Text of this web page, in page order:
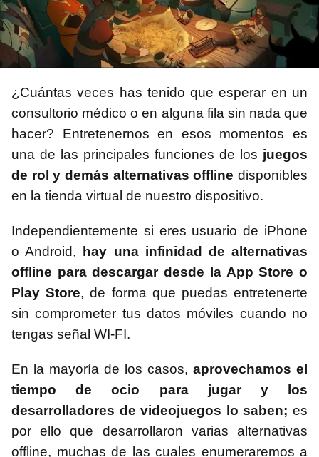
¿Cuántas veces has tenido que esperar en un
consultorio médico o en alguna fila sin nada que
hacer? Entretenernos en esos momentos es
una de las principales funciones de los juegos
de rol y demás alternativas offline disponibles
en la tienda virtual de nuestro dispositivo.
Independientemente si eres usuario de iPhone
o Android,
hay una infinidad de alternativas
offline para descargar desde la App Store o
Play Store, de forma que puedas entretenerte
sin comprometer tus datos móviles cuando no
tengas señal WI-FI.
En la mayoría de los casos, aprovechamos el
tiempo de ocio para jugar y los
desarrolladores de videojuegos lo saben; es
por ello que desarrollaron varias alternativas
offline, muchas de las cuales enumeraremos a